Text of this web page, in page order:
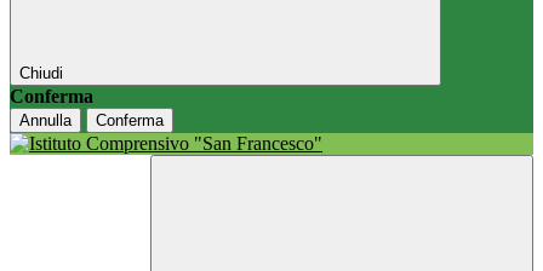
Chiudi
Conferma
Annulla Conferma